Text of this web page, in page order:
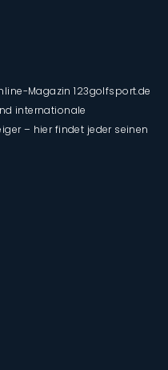
Magazin 123golfsport.de
internationale
– hier findet jeder seinen